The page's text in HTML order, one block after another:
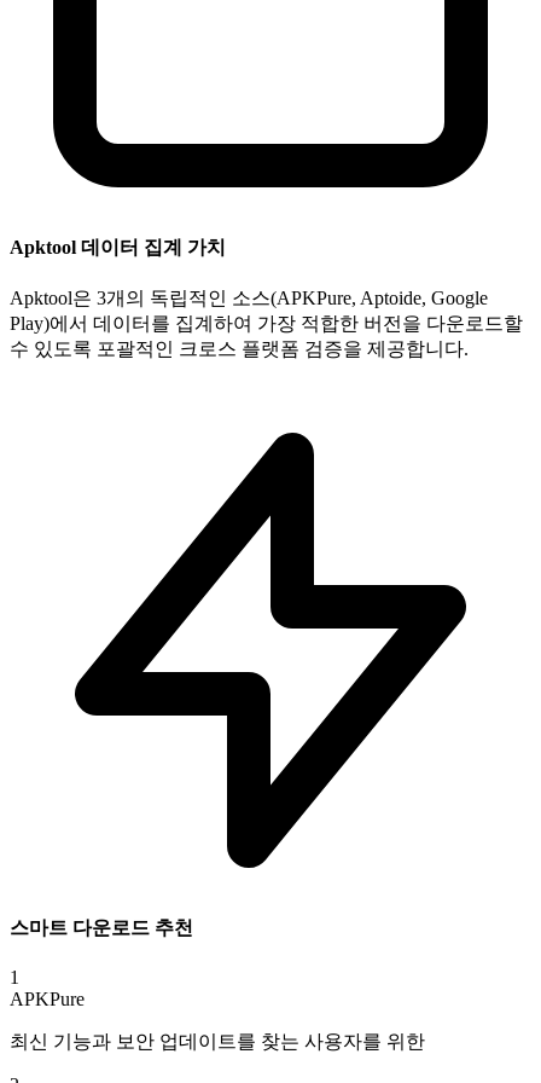
Apktool 데이터 집계 가치
Apktool은 3개의 독립적인 소스(APKPure, Aptoide, Google
Play)에서 데이터를 집계하여 가장 적합한 버전을 다운로드할
수 있도록 포괄적인 크로스 플랫폼 검증을 제공합니다.
스마트 다운로드 추천
1
APKPure
최신 기능과 보안 업데이트를 찾는 사용자를 위한